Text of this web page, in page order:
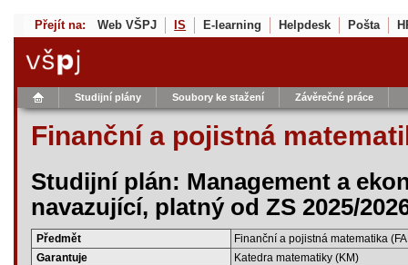
Přejít na: Web VŠPJ IS E-learning Helpdesk Pošta
Studijní plány Soubory ke stažení Závěrečné práce
Finanční a pojistná
Studijní plán: Management a
navazující, platný od ZS 2025/
Předmět
Finanční a pojistná matematika
Garantuje
Katedra matematiky (KM)